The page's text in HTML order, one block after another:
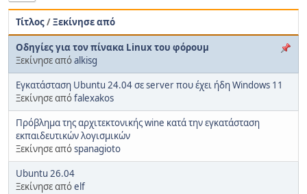
Τίτλος/Ξεκίνησε από
Οδηγίες για τον πίνακα Linux του φόρουμ
Ξεκίνησε απόalkisg
Εγκατάσταση Ubuntu 24.04 σε server που έχει ήδη Windows 11
Ξεκίνησε απόfalexakos
Πρόβλημα της αρχιτεκτονικής wine κατά την εγκατάσταση
εκπαιδευτικών λογισμικών
Ξεκίνησε απόspanagioto
Ubuntu 26.04
Ξεκίνησε απόelf